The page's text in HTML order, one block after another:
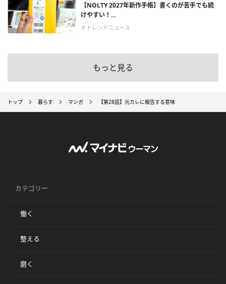
【NOLTY 2027年新作手帳】書くのが苦手でも続
けやすい！...
＃トレンドニュース
もっと見る
トップ 暮らす マンガ 【第28話】元カレに報告する意味
カテゴリー
働く
整える
磨く